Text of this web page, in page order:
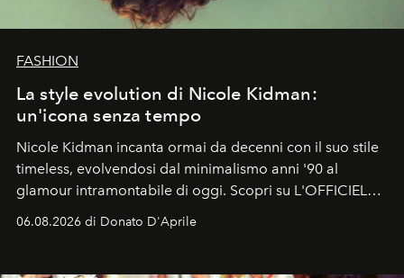
FASHION
La style evolution di Nicole Kidman:
un'icona senza tempo
Nicole Kidman incanta ormai da decenni con il suo stile
timeless, evolvendosi dal minimalismo anni '90 al
glamour intramontabile di oggi. Scopri su L'OFFICIEL
Italia la sua style evolution.
06.08.2026 di Donato D'Aprile